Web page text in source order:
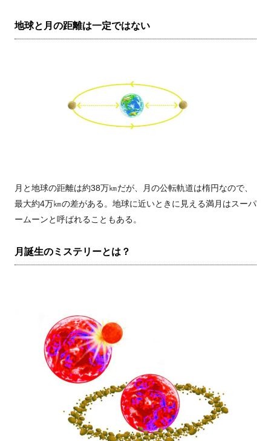
地球と月の距離は一定ではない
月と地球の距離は約38万㎞だが、月の公転軌道は楕円なので、
最大約4万㎞の差がある。地球に近いときに見える満月はスーパ
ームーンと呼ばれることもある。
月誕生のミステリーとは？